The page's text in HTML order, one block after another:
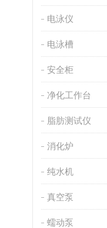
电泳仪
电泳槽
安全柜
净化工作台
脂肪测试仪
消化炉
纯水机
真空泵
蠕动泵